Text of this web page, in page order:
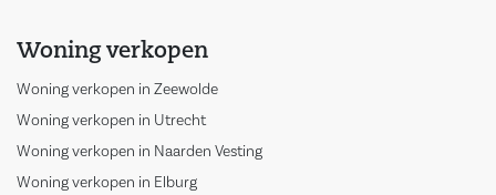
Woning verkopen
Woning verkopen in Zeewolde
Woning verkopen in Utrecht
Woning verkopen in Naarden Vesting
Woning verkopen in Elburg